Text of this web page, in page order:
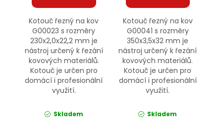
Kotouč řezný na kov
G00023 s rozměry
230x2,0x22,2 mm je
nástroj určený k řezání
kovových materiálů.
Kotouč je určen pro
domácí i profesionální
využití.
Skladem
Kotouč řezný na kov
G00041 s rozměry
350x3,5x32 mm je
nástroj určený k řezání
kovových materiálů.
Kotouč je určen pro
domácí i profesionální
využití.
Skladem